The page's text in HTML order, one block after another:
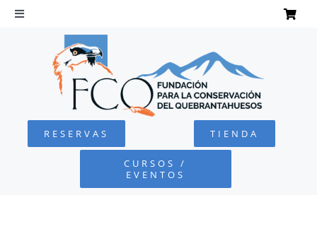
Saltar
Toggle
Navigation
QUEBRANTAHUESOS
FUNDACIÓN
RESERVAS TIENDA
CURSOS /
EVENTOS